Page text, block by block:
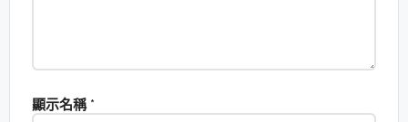
顯示名稱 *